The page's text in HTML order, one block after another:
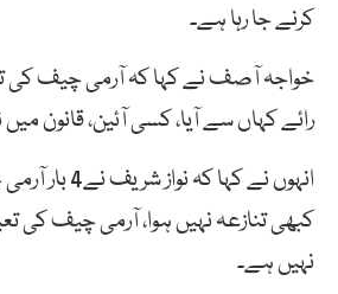
کرنے جا رہا ہے۔
خواجہ آصف نے کہا کہ آرمی چیف کی
رائے کہاں سے آیا، کسی آئین، قانون میں
انہوں نے کہا
کبھی تنازعہ نہیں ہوا، آرمی چیف کی
نہیں ہے۔